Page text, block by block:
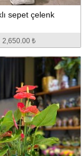
sepet çelenk
2,650.00 ₺